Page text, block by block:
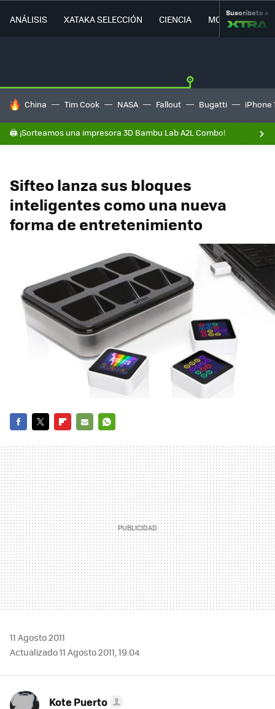
ANÁLISIS XATAKA SELECCIÓN CIENCIA MOVILIDAD
Suscríbete a
HOY SE HABLA DE
China Tim Cook NASA Fallout Bugatti iPhone
🖨️ ¡Sorteamos una impresora 3D Bambu Lab A2L Combo!
Sifteo lanza sus bloques
inteligentes como una nueva
forma de entretenimiento
MAIL
11 Agosto 2011
Actualizado 11 Agosto 2011, 19:04
Kote Puerto